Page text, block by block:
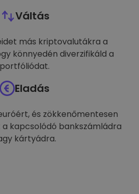
Váltás
más kriptovalutákra a
könnyedén diverzifikáld a
portfóliódat.
Eladás
és zökkenőmentesen
kapcsolódó bankszámládra
kártyádra.